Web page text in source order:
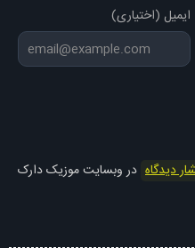
ایمیل (اختیاری)
دیدگاه در وبسایت موزیک دارک